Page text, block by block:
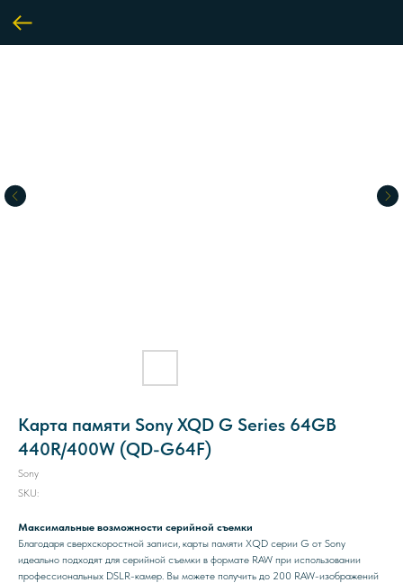
Карта памяти Sony XQD G Series 64GB
440R/400W (QD-G64F)
Sony
SKU:
Максимальные возможности серийной съемки
Благодаря сверхскоростной записи, карты памяти XQD серии G от Sony
идеально подходят для серийной съемки в формате RAW при использовании
профессиональных DSLR-камер. Вы можете получить до 200 RAW-изображений